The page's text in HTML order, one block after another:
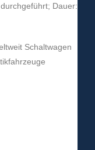
Dauer:
Schaltwagen